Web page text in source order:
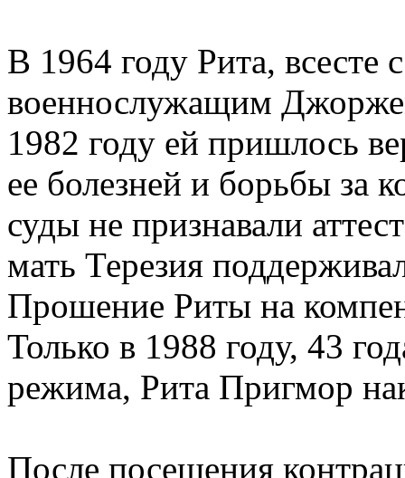
В 1964 году Рита, всесте
военнослужащим
1982 году ей пришлось
ее болезней и борьбы за
суды не признавали
мать Терезия
Прошение Риты на
Только в 1988 году, 43
режима, Рита Пригмор
После посещения